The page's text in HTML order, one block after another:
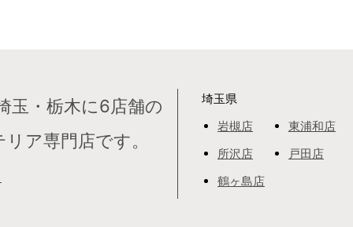
玉・栃木に6店舗の
ア専門店です。
埼玉県
岩槻店
東浦和店
所沢店
戸田店
鶴ヶ島店